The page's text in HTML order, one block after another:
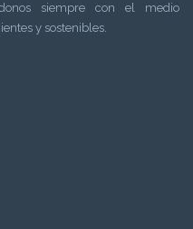
siempre con el medio
y sostenibles.